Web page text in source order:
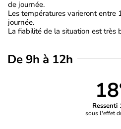
de journée.
Les températures varieront entre
journée.
La fiabilité de la situation est très
De 9h à 12h
Ressenti
sous l'effet